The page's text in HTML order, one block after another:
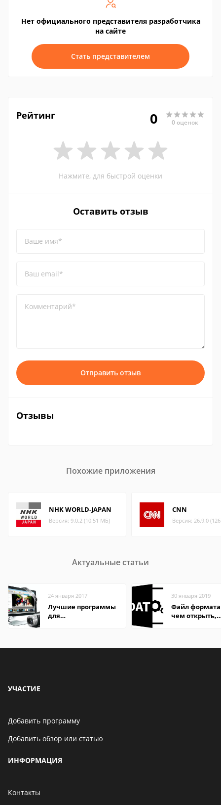
Нет официального представителя разработчика
на сайте
Стать представителем
Рейтинг 0 0 оценок
Нажмите, для быстрой оценки
Оставить отзыв
Ваше имя*
Ваш email*
Комментарий*
Отправить отзыв
Отзывы
Похожие приложения
NHK WORLD-JAPAN
Версия: 9.0.2 (10.51 МБ)
CNN
Версия: 26.9.0
Актуальные статьи
24 января 2017
Лучшие программы
для
30 января 2019
Файл формата
чем открыть,
УЧАСТИЕ
Добавить программу
Добавить обзор или статью
ИНФОРМАЦИЯ
Контакты